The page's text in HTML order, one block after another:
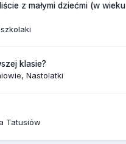
z małymi dziećmi (w wieku
klasie?
Nastolatki
Tatusiów